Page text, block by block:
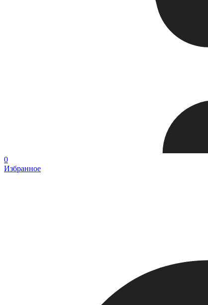
0
Избранное